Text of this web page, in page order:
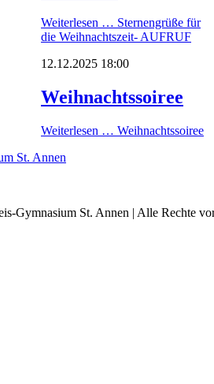
Weiterlesen … Sternengrüße für
die Weihnachtszeit- AUFRUF
12.12.2025 18:00
Weihnachtssoiree
Weiterlesen … Weihnachtssoiree
St. Annen
Gymnasium St. Annen | Alle Rechte